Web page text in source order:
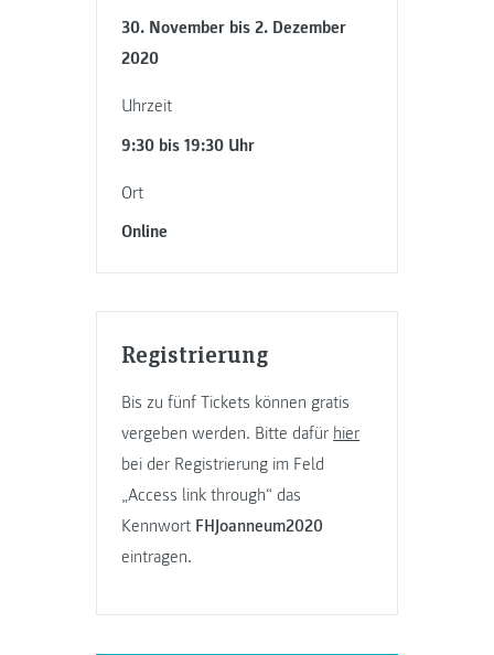
30. November bis 2. Dezember
2020
Uhrzeit
9:30 bis 19:30 Uhr
Ort
Online
Registrierung
Bis zu fünf Tickets können gratis
vergeben werden. Bitte dafür hier
bei der Registrierung im Feld
„Access link through“ das
Kennwort FHJoanneum2020
eintragen.